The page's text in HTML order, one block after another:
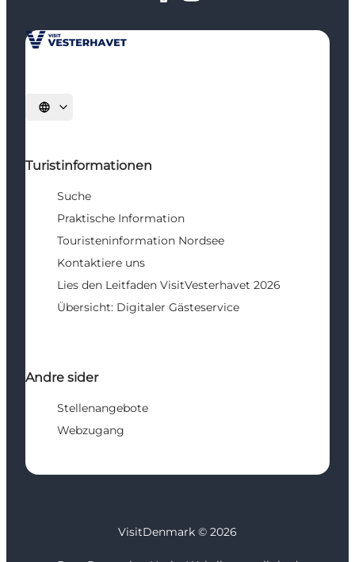
Sprache auswählen
Turistinformationen
Suche
Praktische Information
Touristeninformation Nordsee
Kontaktiere uns
Lies den Leitfaden VisitVesterhavet 2026
Übersicht: Digitaler Gästeservice
Andre sider
Stellenangebote
Webzugang
VisitDenmark © 2026